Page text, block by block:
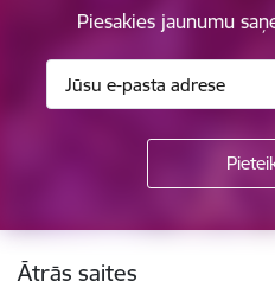
Piesakies jaunumu
Kājene
Ātrās saites